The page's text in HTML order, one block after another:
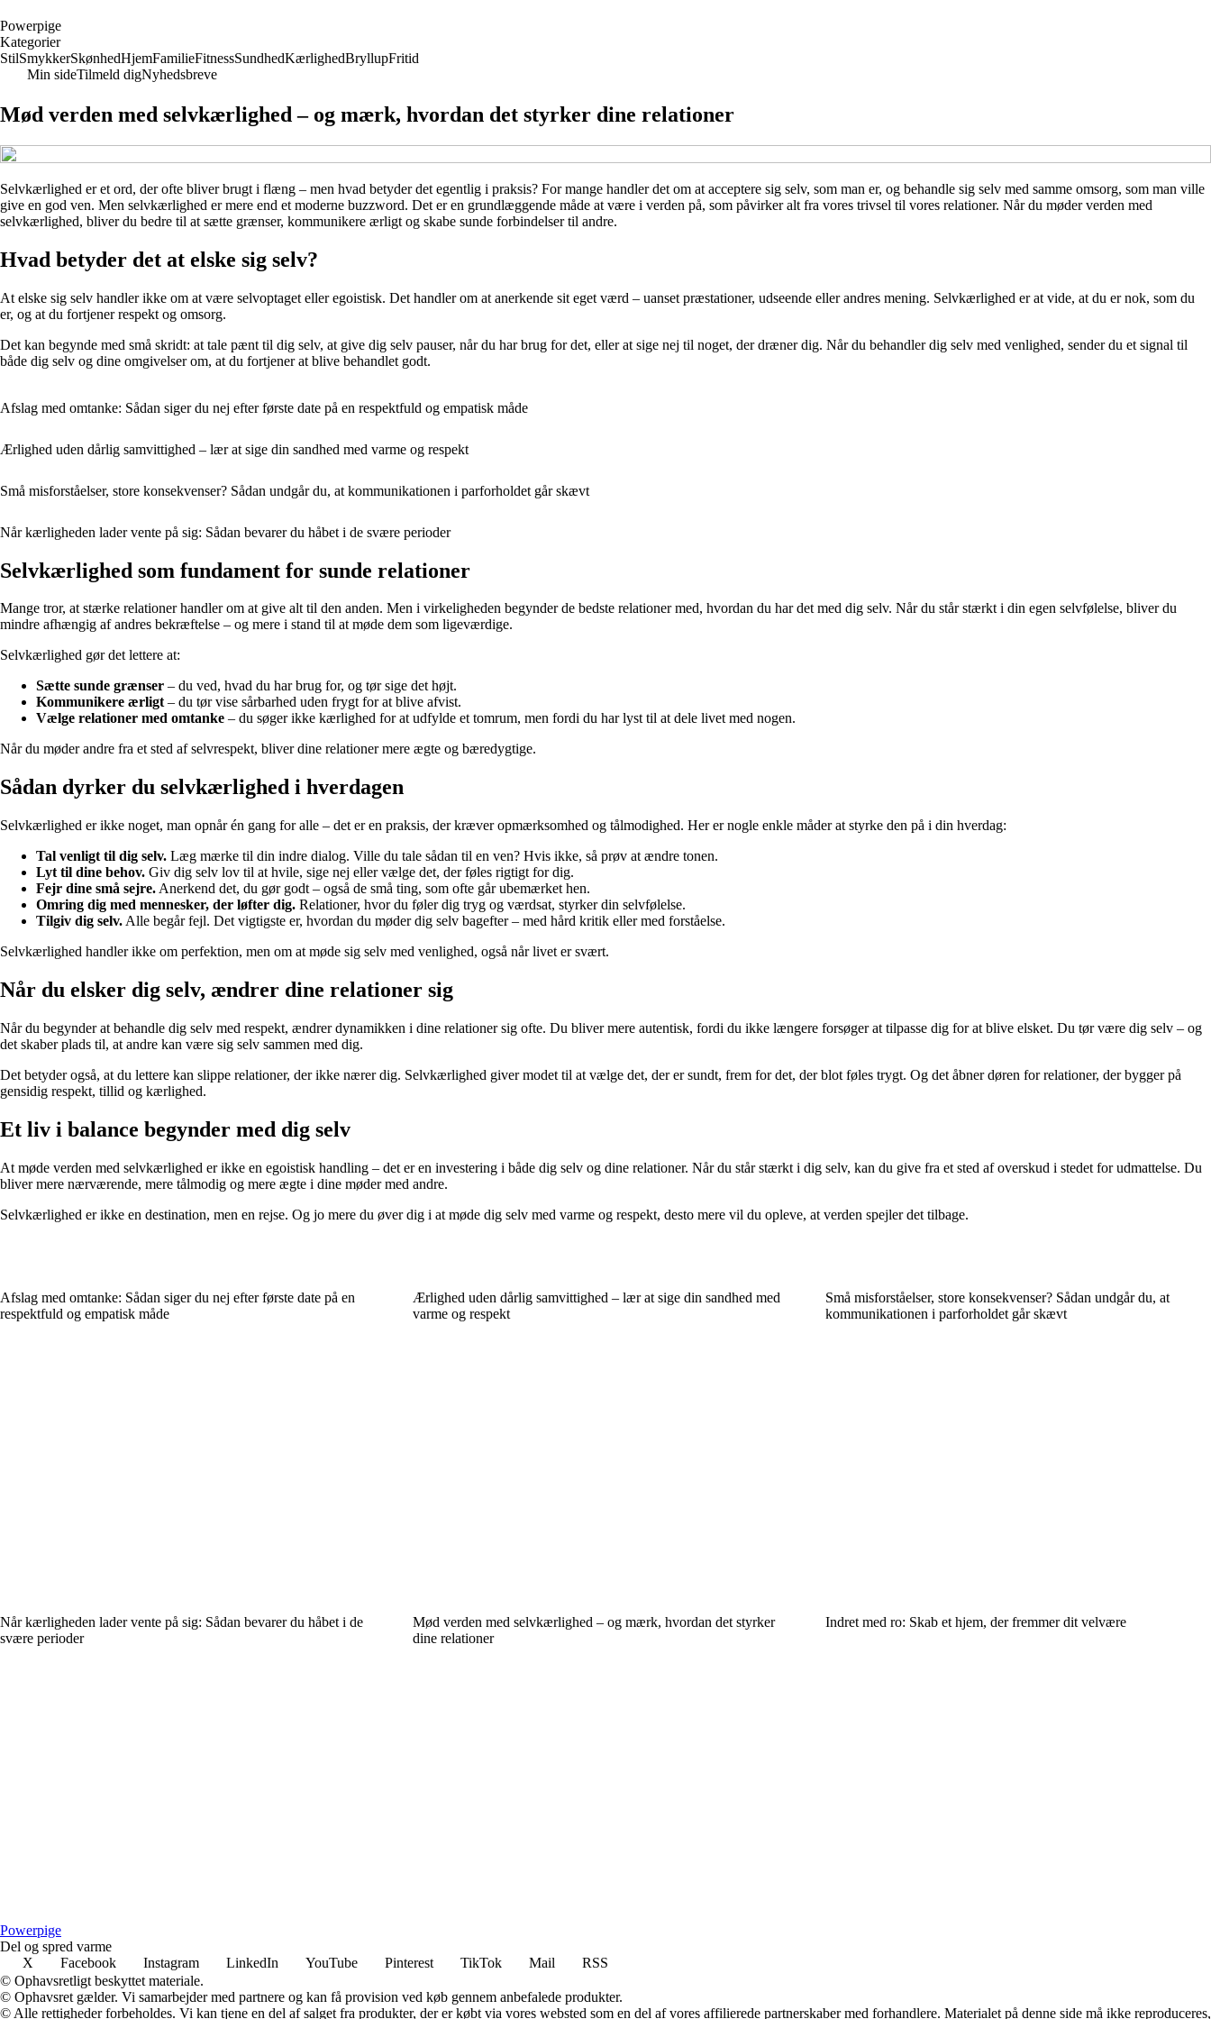
Powerpige
Kategorier
StilSmykkerSkønhedHjemFamilieFitnessSundhedKærlighedBryllupFritid
Min sideTilmeld digNyhedsbreve
Mød verden med selvkærlighed – og mærk, hvordan det styrker dine relationer
Selvkærlighed er et ord, der ofte bliver brugt i flæng – men hvad betyder det egentlig i praksis? For mange handler det om at acceptere sig selv, som man er, og behandle sig selv med samme omsorg, som man ville
give en god ven. Men selvkærlighed er mere end et moderne buzzword. Det er en grundlæggende måde at være i verden på, som påvirker alt fra vores trivsel til vores relationer. Når du møder verden med
selvkærlighed, bliver du bedre til at sætte grænser, kommunikere ærligt og skabe sunde forbindelser til andre.
Hvad betyder det at elske sig selv?
At elske sig selv handler ikke om at være selvoptaget eller egoistisk. Det handler om at anerkende sit eget værd – uanset præstationer, udseende eller andres mening. Selvkærlighed er at vide, at du er nok, som du
er, og at du fortjener respekt og omsorg.
Det kan begynde med små skridt: at tale pænt til dig selv, at give dig selv pauser, når du har brug for det, eller at sige nej til noget, der dræner dig. Når du behandler dig selv med venlighed, sender du et signal til
både dig selv og dine omgivelser om, at du fortjener at blive behandlet godt.
Afslag med omtanke: Sådan siger du nej efter første date på en respektfuld og empatisk måde
Ærlighed uden dårlig samvittighed – lær at sige din sandhed med varme og respekt
Små misforståelser, store konsekvenser? Sådan undgår du, at kommunikationen i parforholdet går skævt
Når kærligheden lader vente på sig: Sådan bevarer du håbet i de svære perioder
Selvkærlighed som fundament for sunde relationer
Mange tror, at stærke relationer handler om at give alt til den anden. Men i virkeligheden begynder de bedste relationer med, hvordan du har det med dig selv. Når du står stærkt i din egen selvfølelse, bliver du
mindre afhængig af andres bekræftelse – og mere i stand til at møde dem som ligeværdige.
Selvkærlighed gør det lettere at:
Sætte sunde grænser – du ved, hvad du har brug for, og tør sige det højt.
Kommunikere ærligt– du tør vise sårbarhed uden frygt for at blive afvist.
Vælge relationer med omtanke – du søger ikke kærlighed for at udfylde et tomrum, men fordi du har lyst til at dele livet med nogen.
Når du møder andre fra et sted af selvrespekt, bliver dine relationer mere ægte og bæredygtige.
Sådan dyrker du selvkærlighed i hverdagen
Selvkærlighed er ikke noget, man opnår én gang for alle – det er en praksis, der kræver opmærksomhed og tålmodighed. Her er nogle enkle måder at styrke den på i din hverdag:
Tal venligt til dig selv. Læg mærke til din indre dialog. Ville du tale sådan til en ven? Hvis ikke, så prøv at ændre tonen.
Lyt til dine behov. Giv dig selv lov til at hvile, sige nej eller vælge det, der føles rigtigt for dig.
Fejr dine små sejre. Anerkend det, du gør godt – også de små ting, som ofte går ubemærket hen.
Omring dig med mennesker, der løfter dig. Relationer, hvor du føler dig tryg og værdsat, styrker din selvfølelse.
Tilgiv dig selv. Alle begår fejl. Det vigtigste er, hvordan du møder dig selv bagefter – med hård kritik eller med forståelse.
Selvkærlighed handler ikke om perfektion, men om at møde sig selv med venlighed, også når livet er svært.
Når du elsker dig selv, ændrer dine relationer sig
Når du begynder at behandle dig selv med respekt, ændrer dynamikken i dine relationer sig ofte. Du bliver mere autentisk, fordi du ikke længere forsøger at tilpasse dig for at blive elsket. Du tør være dig selv – og
det skaber plads til, at andre kan være sig selv sammen med dig.
Det betyder også, at du lettere kan slippe relationer, der ikke nærer dig. Selvkærlighed giver modet til at vælge det, der er sundt, frem for det, der blot føles trygt. Og det åbner døren for relationer, der bygger på
gensidig respekt, tillid og kærlighed.
Et liv i balance begynder med dig selv
At møde verden med selvkærlighed er ikke en egoistisk handling – det er en investering i både dig selv og dine relationer. Når du står stærkt i dig selv, kan du give fra et sted af overskud i stedet for udmattelse. Du
bliver mere nærværende, mere tålmodig og mere ægte i dine møder med andre.
Selvkærlighed er ikke en destination, men en rejse. Og jo mere du øver dig i at møde dig selv med varme og respekt, desto mere vil du opleve, at verden spejler det tilbage.
Afslag med omtanke: Sådan siger du nej efter første date på en
respektfuld og empatisk måde
Ærlighed uden dårlig samvittighed – lær at sige din sandhed med
varme og respekt
Små misforståelser, store konsekvenser? Sådan undgår du, at
kommunikationen i parforholdet går skævt
Når kærligheden lader vente på sig: Sådan bevarer du håbet i de
svære perioder
Mød verden med selvkærlighed – og mærk, hvordan det styrker
dine relationer
Indret med ro: Skab et hjem, der fremmer dit velvære
Powerpige
Del og spred varme
X
Facebook Instagram LinkedIn YouTube Pinterest TikTok Mail
RSS
© Ophavsretligt beskyttet materiale.
© Ophavsret gælder. Vi samarbejder med partnere og kan få provision ved køb gennem anbefalede produkter.
© Alle rettigheder forbeholdes. Vi kan tjene en del af salget fra produkter, der er købt via vores websted som en del af vores affilierede partnerskaber med forhandlere. Materialet på denne side må ikke reproduceres,